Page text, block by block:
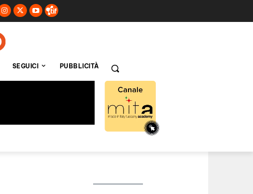
SEGUICI PUBBLICITÀ